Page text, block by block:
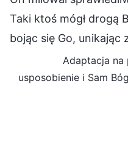
Taki ktoś mógł drogą
bojąc się Go, unikając
Adaptacja na
usposobienie i Sam